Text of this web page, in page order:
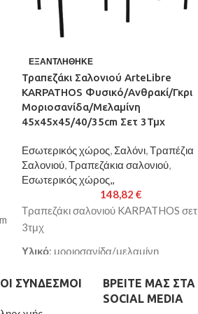
ΕΞΑΝΤΛΉΘΗΚΕ
Τραπεζάκι Σαλονιού ArteLibre
KARPATHOS Φυσικό/Ανθρακί/Γκρι
Μοριοσανίδα/Μελαμίνη
45x45x45/40/35cm Σετ 3Τμχ
Εσωτερικός χώρος, Σαλόνι,Τραπέζια
Σαλονιού,Τραπεζάκια σαλονιού,
Εσωτερικός χώρος,,
148,82€
Τραπεζάκι σαλονιού KARPATHOS σετ
3τμχ
Υλικό: μοριοσανίδα/μελαμίνη
Διαστάσεις:
45x45x45/45x45x40/45x45x35cm
ΣΎΝΔΕΣΜΟΙ
ΒΡΕΊΤΕ ΜΑΣ ΣΤΑ
SOCIAL MEDIA